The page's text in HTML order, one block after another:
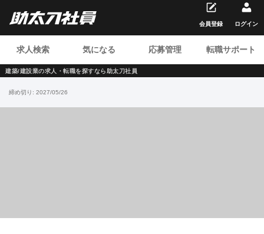
建築/建設業の求人・転職を探すなら助太刀社員
求人検索 気になる 応募管理 転職サポート
会員登録 ログイン
締め切り: 2027/05/26